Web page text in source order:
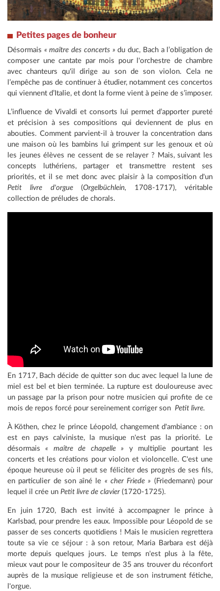
Petites pages de bonheur
Désormais « maître des concerts » du duc, Bach a l’obligation de
composer une cantate par mois pour l'orchestre de chambre
avec chanteurs qu'il dirige au son de son violon. Cela ne
l’empêche pas de continuer à étudier, notamment ces concertos
qui viennent d’Italie, et dont la forme vient à peine de s’imposer.
L’influence de Vivaldi et consorts lui permet d’apporter pureté
et précision à ses compositions qui deviennent de plus en
abouties. Comment parvient-il à trouver la concentration dans
une maison où les bambins lui grimpent sur les genoux et où
les jeunes élèves ne cessent de se relayer ? Mais, suivant les
concepts luthériens, partager et transmettre restent ses
priorités, et il se met donc avec plaisir à la composition d'un
Petit livre d'orgue(Orgelbüchlein, 1708-1717), véritable
collection de préludes de chorals.
En 1717, Bach décide de quitter son duc avec lequel la lune de
miel est bel et bien terminée. La rupture est douloureuse avec
un passage par la prison pour notre musicien qui profite de ce
mois de repos forcé pour sereinement corriger son Petit livre.
À Köthen, chez le prince Léopold, changement d'ambiance : on
est en pays calviniste, la musique n'est pas la priorité. Le
désormais« maître de chapelle » y multiplie pourtant les
concerts et les créations pour violon et violoncelle. C'est une
époque heureuse où il peut se féliciter des progrès de ses fils,
en particulier de son aîné le « cher Friede » (Friedemann) pour
lequel il crée un Petit livre de clavier(1720-1725).
En juin 1720, Bach est invité à accompagner le prince à
Karlsbad, pour prendre les eaux. Impossible pour Léopold de se
passer de ses concerts quotidiens ! Mais le musicien regrettera
toute sa vie ce séjour : à son retour, Maria Barbara est déjà
morte depuis quelques jours. Le temps n'est plus à la fête,
mieux vaut pour le compositeur de 35 ans trouver du réconfort
auprès de la musique religieuse et de son instrument fétiche,
l'orgue.